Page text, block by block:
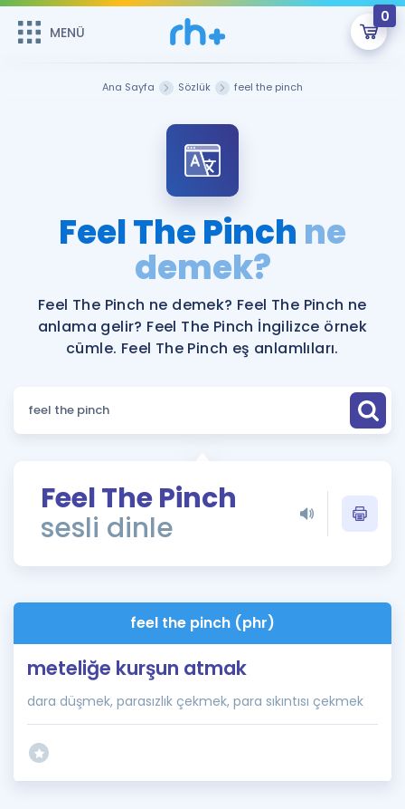
MENÜ
0
Şifremi Hatırlamıyorum
Sepetin Şu An Boş.
Remzi Hoca ile seni sınava hazırlayacak onlarca eğitim seni
bekliyor!
MENÜ
Katılımcı Görüşleri
Faydalı Araçlar
Ücretsiz Kaynaklar
Puan Hesaplama
ÖSYM Sınav Takvimi
Kampanyalar
İngilizce Gramer
İngilizce Gramer
Ana Sayfa Sözlük feel the pinch
Feel The Pinch ne
demek?
Feel The Pinch ne demek? Feel The Pinch ne
anlama gelir? Feel The Pinch İngilizce örnek
cümle. Feel The Pinch eş anlamlıları.
Feel The Pinch
sesli dinle
feel the pinch (phr)
meteliğe kurşun atmak
dara düşmek, parasızlık çekmek, para sıkıntısı çekmek